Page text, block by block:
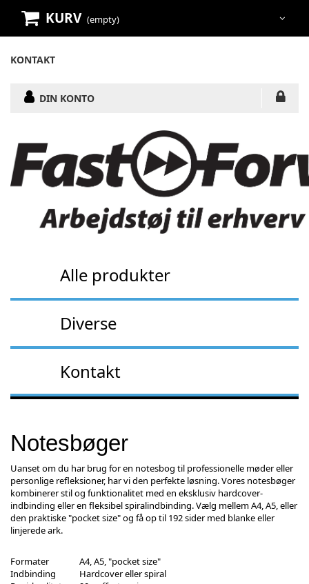
KURV (empty)
KONTAKT
DIN KONTO
Alle produkter
Diverse
Kontakt
Notesbøger
Uanset om du har brug for en notesbog til professionelle møder eller
personlige refleksioner, har vi den perfekte løsning. Vores notesbøger
kombinerer stil og funktionalitet med en eksklusiv hardcover-
indbinding eller en fleksibel spiralindbinding. Vælg mellem A4, A5, eller
den praktiske "pocket size" og få op til 192 sider med blanke eller
linjerede ark.
Formater
A4, A5, "pocket size"
Indbinding
Hardcover eller spiral